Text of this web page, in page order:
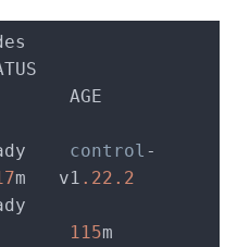
AGE
control -
m   v1 .22 .2
115m